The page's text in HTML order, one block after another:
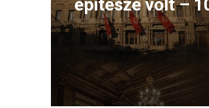
építésze volt –
meg